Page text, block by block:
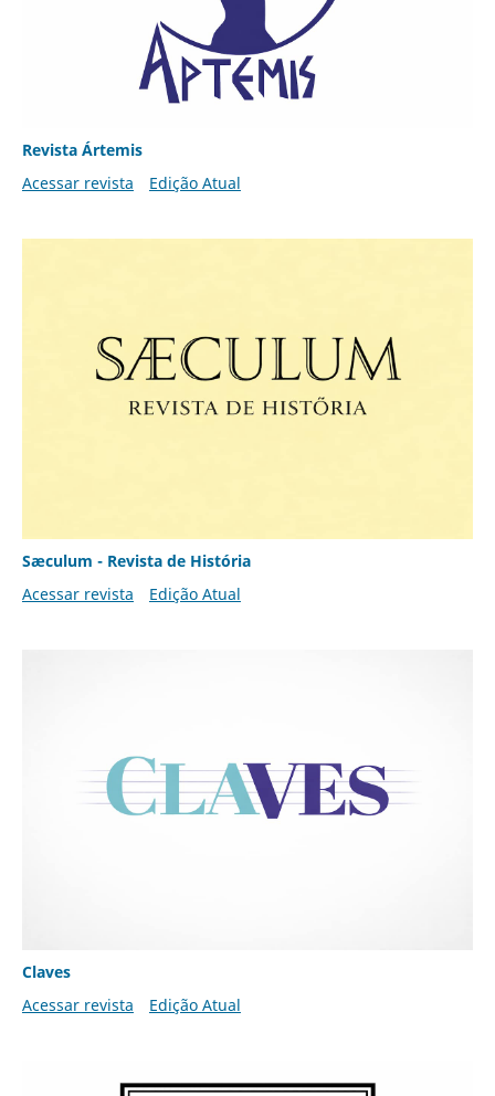
Revista Ártemis
Acessar revista
Edição Atual
Sæculum - Revista de História
Acessar revista
Edição Atual
Claves
Acessar revista
Edição Atual